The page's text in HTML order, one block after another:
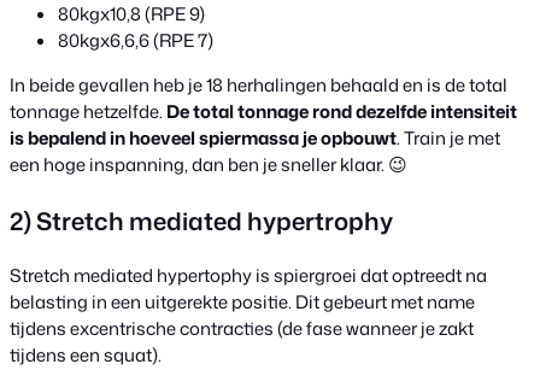
80kgx10,8 (RPE 9)
80kgx6,6,6 (RPE 7)
In beide gevallen heb je 18 herhalingen behaald en is de total
tonnage hetzelfde. De total tonnage rond dezelfde intensiteit
is bepalend in hoeveel spiermassa je opbouwt. Train je met
een hoge inspanning, dan ben je sneller klaar. 😉
2) Stretch mediated hypertrophy
Stretch mediated hypertophy is spiergroei dat optreedt na
belasting in een uitgerekte positie. Dit gebeurt met name
tijdens excentrische contracties (de fase wanneer je zakt
tijdens een squat).